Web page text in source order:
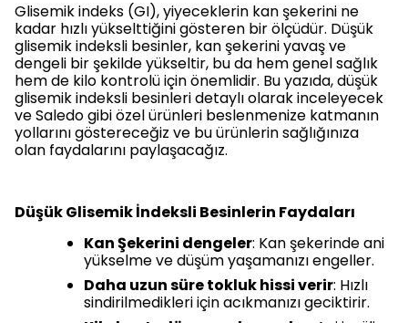
Glisemik indeks (GI), yiyeceklerin kan şekerini ne
kadar hızlı yükselttiğini gösteren bir ölçüdür. Düşük
glisemik indeksli besinler, kan şekerini yavaş ve
dengeli bir şekilde yükseltir, bu da hem genel sağlık
hem de kilo kontrolü için önemlidir. Bu yazıda, düşük
glisemik indeksli besinleri detaylı olarak inceleyecek
ve Saledo gibi özel ürünleri beslenmenize katmanın
yollarını göstereceğiz ve bu ürünlerin sağlığınıza
olan faydalarını paylaşacağız.
Düşük Glisemik İndeksli Besinlerin Faydaları
Kan Şekerini dengeler: Kan şekerinde ani
yükselme ve düşüm yaşamanızı engeller.
Daha uzun süre tokluk hissi verir: Hızlı
sindirilmedikleri için acıkmanızı geciktirir.